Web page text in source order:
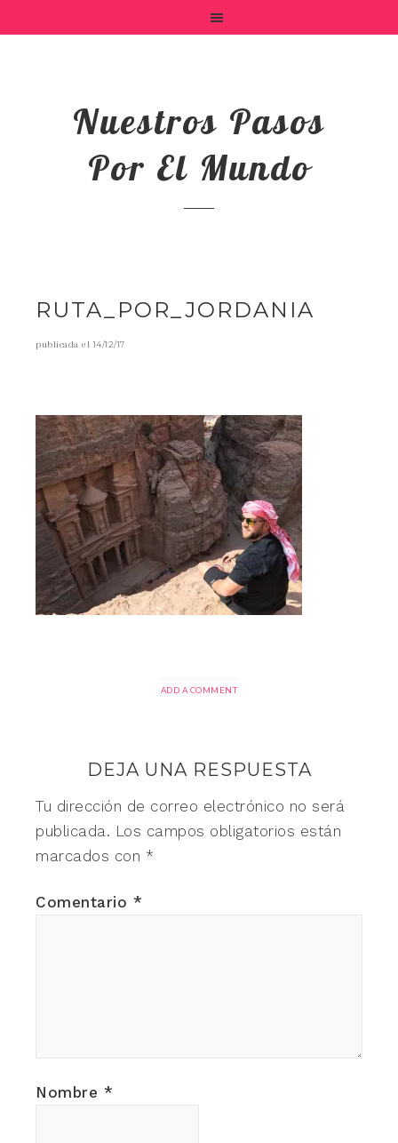
Nuestros Pasos
Por El Mundo
RUTA_POR_JORDANIA
publicada el14/12/17
ADD A COMMENT
DEJA UNA RESPUESTA
Tu dirección de correo electrónico no será
publicada. Los campos obligatorios están
marcados con *
Comentario *
Nombre *